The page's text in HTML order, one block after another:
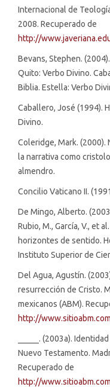
Internacional de
2008. Recuperado de
http://
Bevans, Stephen.
Quito: Verbo Divino.
Biblia. Estella: Verbo
Caballero, José (1994).
Divino.
Coleridge, Mark. (2000).
la narrativa como
almendro.
Concilio Vaticano II.
De Mingo, Alberto.
Rubio, M., García, V., et
horizontes de sentido.
Instituto Superior de
Del Agua, Agustín.
resurrección de Cristo.
mexicanos (ABM).
http://
_____. (2003a).
Nuevo Testamento.
Recuperado de
http://